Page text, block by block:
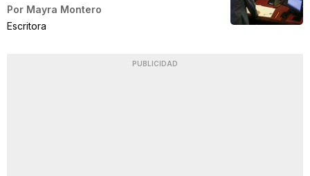
Por Mayra Montero
Escritora
PUBLICIDAD